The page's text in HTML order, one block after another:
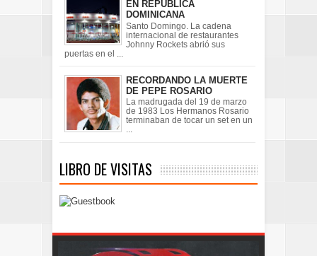
EN REPÚBLICA
DOMINICANA
Santo Domingo. La cadena
internacional de restaurantes
Johnny Rockets abrió sus
puertas en el ...
RECORDANDO LA MUERTE
DE PEPE ROSARIO
La madrugada del 19 de marzo
de 1983 Los Hermanos Rosario
terminaban de tocar un set en un
...
LIBRO DE VISITAS